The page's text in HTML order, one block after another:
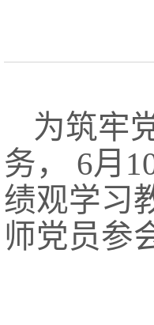
为筑牢
务，
6月
绩观学习
师党员参